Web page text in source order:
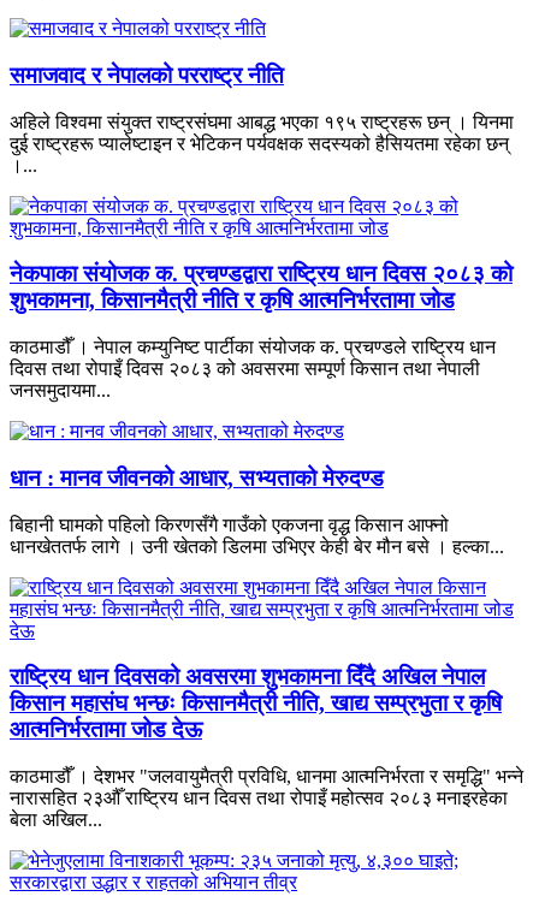
समाजवाद र नेपालको परराष्ट्र नीति
अहिले विश्वमा संयुक्त राष्ट्रसंघमा आबद्ध भएका १९५ राष्ट्रहरू छन् । यिनमा
दुई राष्ट्रहरू प्यालेष्टाइन र भेटिकन पर्यवक्षक सदस्यको हैसियतमा रहेका छन्
।...
नेकपाका संयोजक क. प्रचण्डद्वारा राष्ट्रिय धान दिवस २०८३ को
शुभकामना, किसानमैत्री नीति र कृषि आत्मनिर्भरतामा जोड
काठमाडौँ । नेपाल कम्युनिष्ट पार्टीका संयोजक क. प्रचण्डले राष्ट्रिय धान
दिवस तथा रोपाइँ दिवस २०८३ को अवसरमा सम्पूर्ण किसान तथा नेपाली
जनसमुदायमा...
धान : मानव जीवनको आधार, सभ्यताको मेरुदण्ड
बिहानी घामको पहिलो किरणसँगै गाउँको एकजना वृद्ध किसान आफ्नो
धानखेततर्फ लागे । उनी खेतको डिलमा उभिएर केही बेर मौन बसे । हल्का...
राष्ट्रिय धान दिवसको अवसरमा शुभकामना दिँदै अखिल नेपाल
किसान महासंघ भन्छः किसानमैत्री नीति, खाद्य सम्प्रभुता र कृषि
आत्मनिर्भरतामा जोड देऊ
काठमाडौँ । देशभर "जलवायुमैत्री प्रविधि, धानमा आत्मनिर्भरता र समृद्धि" भन्ने
नारासहित २३औँ राष्ट्रिय धान दिवस तथा रोपाइँ महोत्सव २०८३ मनाइरहेका
बेला अखिल...